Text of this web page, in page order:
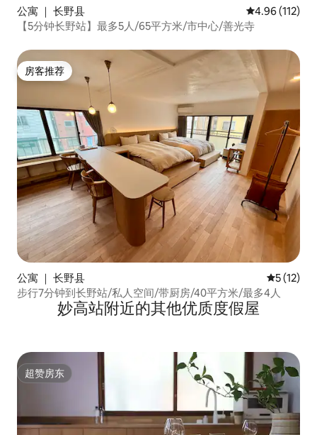
公寓 ｜ 长野县 平均评分 4.96
4.96 (112)
【5分钟长野站】最多5人/65平方米/市中心/善光寺
房客推荐
房客推荐
公寓 ｜ 长野县 平均评分
5 (12)
步行7分钟到长野站/私人空间/带厨房/40平方米/最多4人
妙高站附近的其他优质度假屋
超赞房东
超赞房东